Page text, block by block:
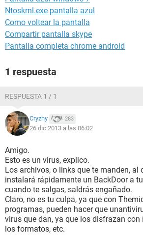
Ntoskrnl.exe pantalla azul
Como voltear la pantalla
Compartir pantalla skype
Pantalla completa chrome android
1 respuesta
RESPUESTA 1 / 1
Cryzhy 283
26 dic 2013 a las 06:02
Amigo.
Esto es un virus, explico.
Los archivos, o links que te manden, al
instalará rápidamente un BackDoor a
cuando te salgas, saldrás engañado.
Claro, no es tu culpa, ya que con
programas, pueden hacer que
virus que dan, ya que los disfrazan
los formatos, etc.